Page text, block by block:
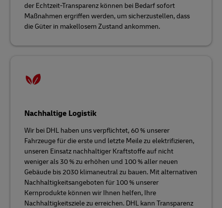
der Echtzeit-Transparenz können bei Bedarf sofort
Maßnahmen ergriffen werden, um sicherzustellen, dass
die Güter in makellosem Zustand ankommen.
Nachhaltige Logistik
Wir bei DHL haben uns verpflichtet, 60 % unserer
Fahrzeuge für die erste und letzte Meile zu elektrifizieren,
unseren Einsatz nachhaltiger Kraftstoffe auf nicht
weniger als 30 % zu erhöhen und 100 % aller neuen
Gebäude bis 2030 klimaneutral zu bauen. Mit alternativen
Nachhaltigkeitsangeboten für 100 % unserer
Kernprodukte können wir Ihnen helfen, Ihre
Nachhaltigkeitsziele zu erreichen. DHL kann Transparenz